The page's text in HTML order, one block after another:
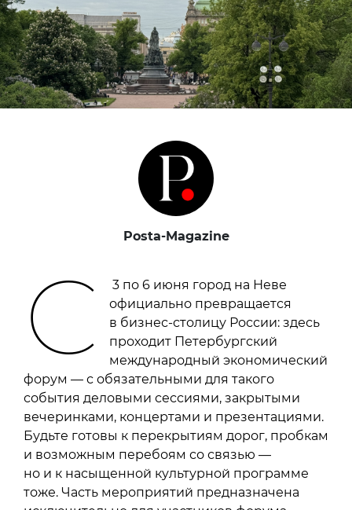
Posta-Magazine
С
3 по 6 июня город на Неве
официально превращается
в бизнес-столицу России: здесь
проходит Петербургский
международный экономический
форум — с обязательными для такого
события деловыми сессиями, закрытыми
вечеринками, концертами и презентациями.
Будьте готовы к перекрытиям дорог, пробкам
и возможным перебоям со связью —
но и к насыщенной культурной программе
тоже. Часть мероприятий предназначена